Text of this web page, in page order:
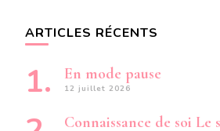
ARTICLES RÉCENTS
En mode pause
12 juillet 2026
Connaissance de soi Le